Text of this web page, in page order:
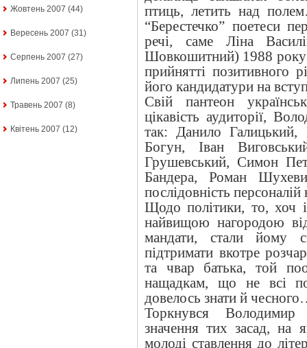
Жовтень 2007 (44)
Вересень 2007 (31)
Серпень 2007 (27)
Липень 2007 (25)
Травень 2007 (8)
Квітень 2007 (12)
птиць, летить над
“Берестечко” поетеси
речі, саме Ліна
Шовкошитний) 1988 року
прийнятті позитивного
його кандидатури на
Свій пантеон
цікавість аудиторії,
так: Данило Галицький,
Богун, Іван
Грушевський, Симон
Бандера, Роман
послідовність
Щодо політики, то, хоч
найвищою нагородою
мандати, стали йому
підтримати вкотре
та чвар батька, той
нащадкам, що не всі
довелось знати й
Торкнувся
значення тих засад, на
молоді ставлення до